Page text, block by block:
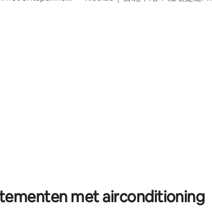
met airconditioning